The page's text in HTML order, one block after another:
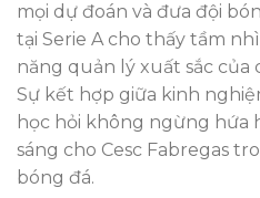
mọi dự đoán và đưa đội
tại Serie A cho thấy tầm
năng quản lý xuất sắc của
Sự kết hợp giữa kinh
học hỏi không ngừng hứa
sáng cho Cesc Fabregas
bóng đá.